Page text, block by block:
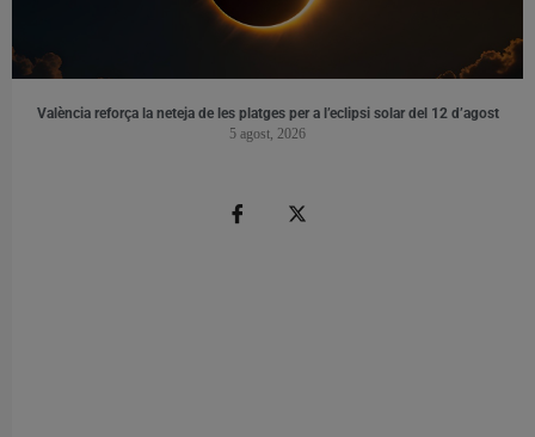
València reforça la neteja de les platges per a l’eclipsi solar del 12 d’agost
5 agost, 2026